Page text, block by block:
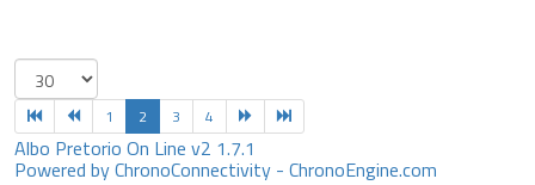
1 2 3 4
Albo Pretorio On Line v2 1.7.1
Powered by ChronoConnectivity - ChronoEngine.com